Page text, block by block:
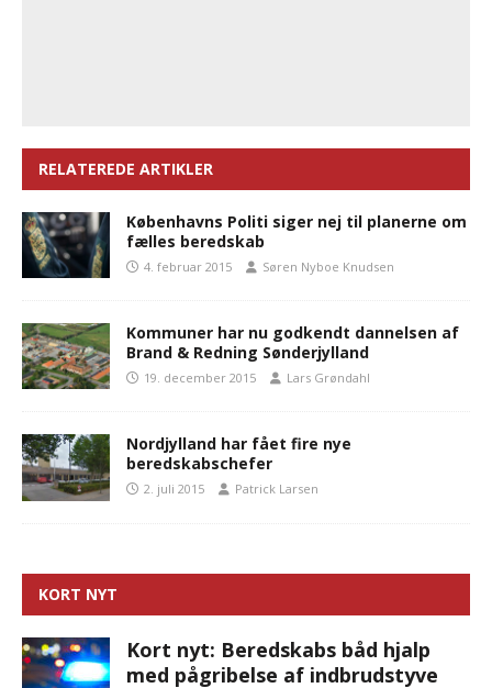
RELATEREDE ARTIKLER
Københavns Politi siger nej til planerne om
fælles beredskab
4. februar 2015 Søren Nyboe Knudsen
Kommuner har nu godkendt dannelsen af
Brand & Redning Sønderjylland
19. december 2015 Lars Grøndahl
Nordjylland har fået fire nye
beredskabschefer
2. juli 2015 Patrick Larsen
KORT NYT
Kort nyt: Beredskabs båd hjalp
med pågribelse af indbrudstyve